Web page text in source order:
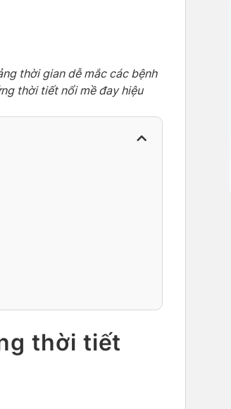
thời gian dễ mắc các bệnh
thời tiết nổi mề đay hiệu
thời tiết